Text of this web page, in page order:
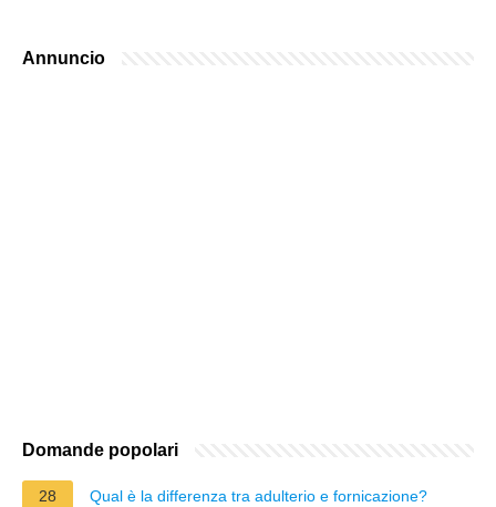
Annuncio
Domande popolari
28 Qual è la differenza tra adulterio e fornicazione?